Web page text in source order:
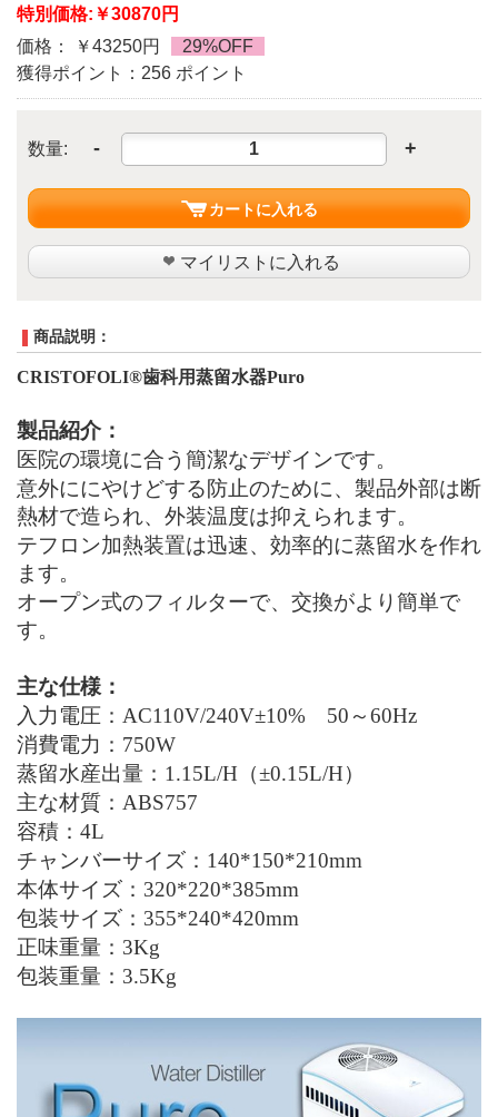
特別価格: ￥30870円
価格： ￥43250円
29%OFF
獲得ポイント：256 ポイント
数量: - +
カートに入れる
マイリストに入れる
商品説明：
CRISTOFOLI®歯科用蒸留水器Puro
製品紹介：
医院の環境に合う簡潔なデザインです。
意外ににやけどする防止のために、製品外部は断
熱材で造られ、外装温度は抑えられます。
テフロン加熱装置は迅速、効率的に蒸留水を作れ
ます。
オープン式のフィルターで、交換がより簡単で
す。
主な仕様：
入力電圧：AC110V/240V±10% 50～60Hz
消費電力：750W
蒸留水産出量：1 .15L/H（±0.15L/H）
主な材質： ABS757
容積：4L
チャンバーサイズ：140*150*210mm
本体サイズ：320*220*385mm
包装サイズ：355*240*420mm
正味重量：3Kg
包装重量：3.5Kg